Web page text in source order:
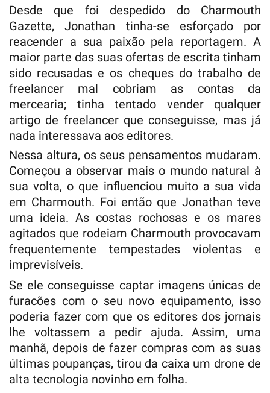
Desde que foi despedido do Charmouth
Gazette, Jonathan tinha-se esforçado por
reacender a sua paixão pela reportagem. A
maior parte das suas ofertas de escrita tinham
sido recusadas e os cheques do trabalho de
freelancer mal cobriam as contas da
mercearia; tinha tentado vender qualquer
artigo de freelancer que conseguisse, mas já
nada interessava aos editores.
Nessa altura, os seus pensamentos mudaram.
Começou a observar mais o mundo natural à
sua volta, o que influenciou muito a sua vida
em Charmouth. Foi então que Jonathan teve
uma ideia. As costas rochosas e os mares
agitados que rodeiam Charmouth provocavam
frequentemente tempestades violentas e
imprevisíveis.
Se ele conseguisse captar imagens únicas de
furacões com o seu novo equipamento, isso
poderia fazer com que os editores dos jornais
lhe voltassem a pedir ajuda. Assim, uma
manhã, depois de fazer compras com as suas
últimas poupanças, tirou da caixa um drone de
alta tecnologia novinho em folha.